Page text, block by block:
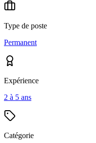
Type de poste
Permanent
Expérience
2 à 5 ans
Catégorie